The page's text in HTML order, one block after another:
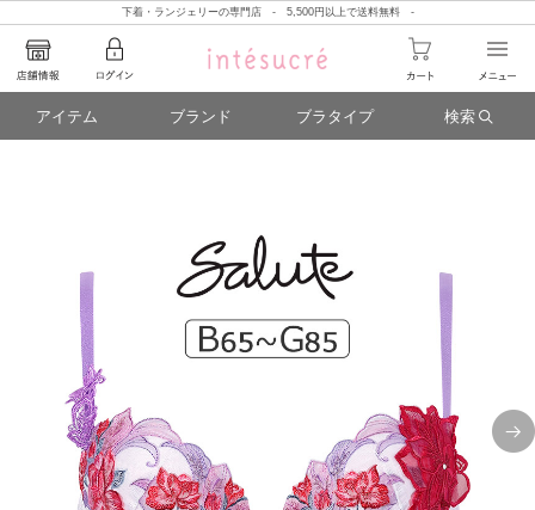
下着・ランジェリーの専門店 - 5,500円以上で送料無料 -
アイテム ブランド ブラタイプ 検索